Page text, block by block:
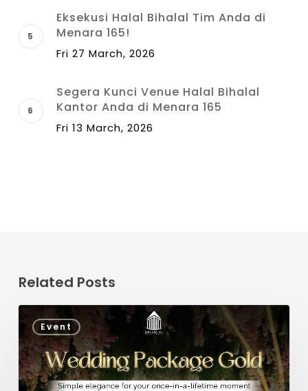
Eksekusi Halal Bihalal Tim Anda di
Menara 165!
Fri 27 March, 2026
Segera Kunci Venue Halal Bihalal
Kantor Anda di Menara 165
Fri 13 March, 2026
Related Posts
Event